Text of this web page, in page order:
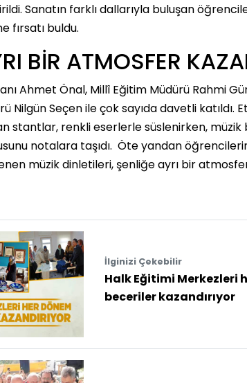
Sanatın farklı dallarıyla buluşan
fırsatı buldu.
BİR ATMOSFER
Ahmet Önal, Millî Eğitim Müdürü Rahmi
Nilgün Seçen ile çok sayıda davetli katıldı.
stantlar, renkli eserlerle süslenirken, müzik
notalara taşıdı. Öte yandan
müzik dinletileri, şenliğe ayrı bir
İlginizi Çekebilir
Halk Eğitimi Merkezleri
beceriler kazandırıyor